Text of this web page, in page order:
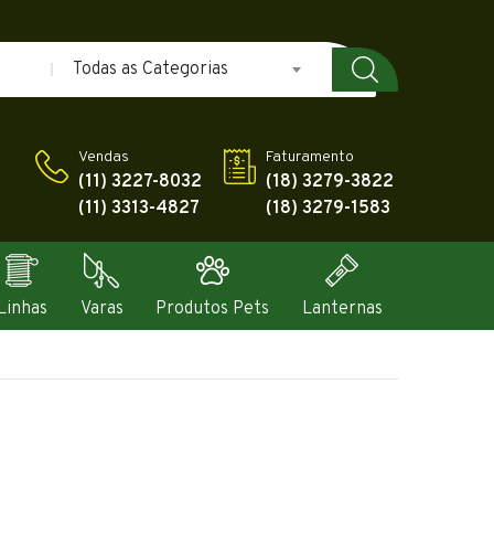
Todas as Categorias
Vendas
(11) 3227-8032
(11) 3313-4827
Faturamento
(18) 3279-3822
(18) 3279-1583
Varas Produtos Pets Lanternas